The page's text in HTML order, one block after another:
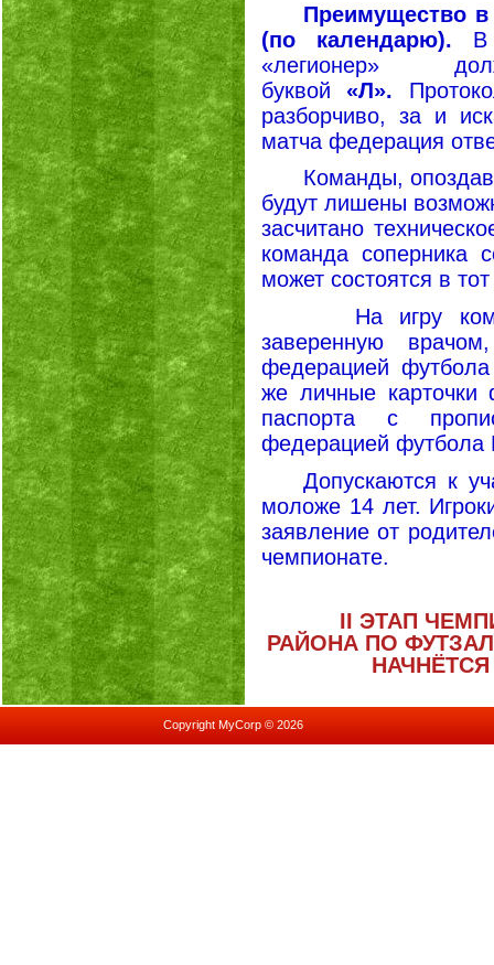
Преимущество
(по календарю). В
«легионер»
буквой «Л».
разборчиво, за и
матча федерация
Команды,
будут лишены
засчитано
команда соперника
может состоятся в
На игру
заверенную
федерацией
же личные карточки
паспорта с
федерацией футбола
Допускаются к
моложе 14 лет.
заявление от
чемпионате.
II ЭТАП
РАЙОНА ПО
НАЧНЁТСЯ
Copyright MyCorp © 2026